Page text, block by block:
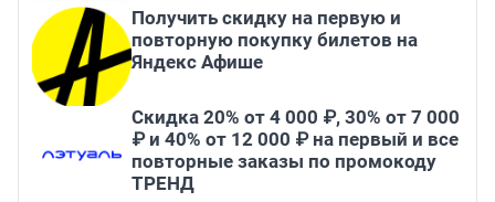
Получить скидку на первую и
повторную покупку билетов на
Яндекс Афише
Скидка 20% от 4 000 ₽, 30% от 7 000
₽ и 40% от 12 000 ₽ на первый и все
повторные заказы по промокоду
ТРЕНД